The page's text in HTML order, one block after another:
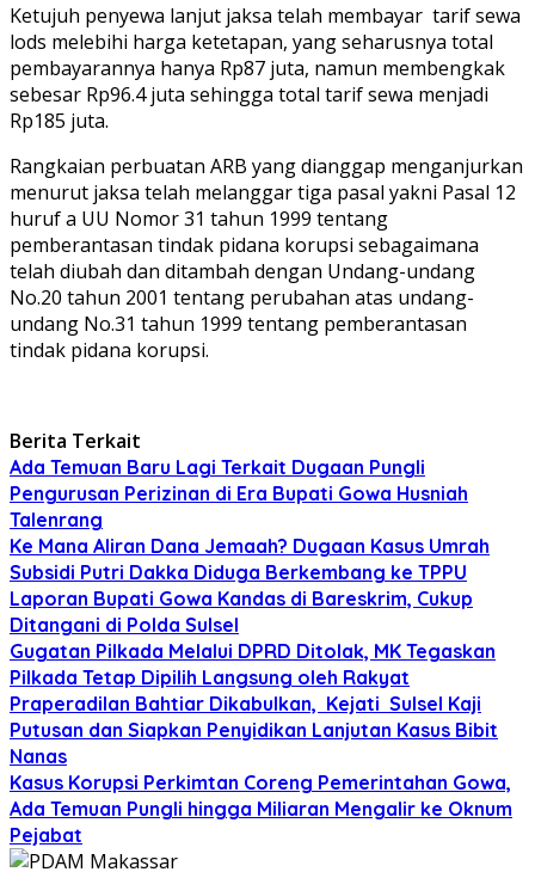
Ketujuh penyewa lanjut jaksa telah membayar tarif sewa
lods melebihi harga ketetapan, yang seharusnya total
pembayarannya hanya Rp87 juta, namun membengkak
sebesar Rp96.4 juta sehingga total tarif sewa menjadi
Rp185 juta.
Rangkaian perbuatan ARB yang dianggap menganjurkan
menurut jaksa telah melanggar tiga pasal yakni Pasal 12
huruf a UU Nomor 31 tahun 1999 tentang
pemberantasan tindak pidana korupsi sebagaimana
telah diubah dan ditambah dengan Undang-undang
No.20 tahun 2001 tentang perubahan atas undang-
undang No.31 tahun 1999 tentang pemberantasan
tindak pidana korupsi.
Berita Terkait
Ada Temuan Baru Lagi Terkait Dugaan Pungli
Pengurusan Perizinan di Era Bupati Gowa Husniah
Talenrang
Ke Mana Aliran Dana Jemaah? Dugaan Kasus Umrah
Subsidi Putri Dakka Diduga Berkembang ke TPPU
Laporan Bupati Gowa Kandas di Bareskrim, Cukup
Ditangani di Polda Sulsel
Gugatan Pilkada Melalui DPRD Ditolak, MK Tegaskan
Pilkada Tetap Dipilih Langsung oleh Rakyat
Praperadilan Bahtiar Dikabulkan, Kejati Sulsel Kaji
Putusan dan Siapkan Penyidikan Lanjutan Kasus Bibit
Nanas
Kasus Korupsi Perkimtan Coreng Pemerintahan Gowa,
Ada Temuan Pungli hingga Miliaran Mengalir ke Oknum
Pejabat